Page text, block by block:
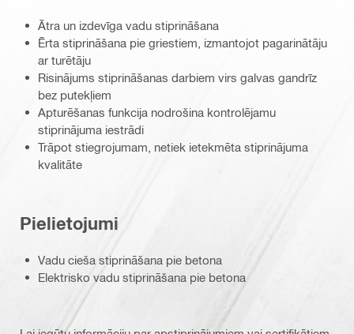
Ātra un izdevīga vadu stiprināšana
Ērta stiprināšana pie griestiem, izmantojot pagarinātāju
ar turētāju
Risinājums stiprināšanas darbiem virs galvas gandrīz
bez putekļiem
Apturēšanas funkcija nodrošina kontrolējamu
stiprinājuma iestrādi
Trāpot stiegrojumam, netiek ietekmēta stiprinājuma
kvalitāte
Pielietojumi
Vadu cieša stiprināšana pie betona
Elektrisko vadu stiprināšana pie betona